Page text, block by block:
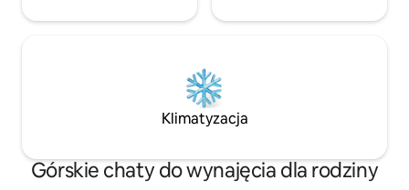
Klimatyzacja
Górskie chaty do wynajęcia dla rodziny